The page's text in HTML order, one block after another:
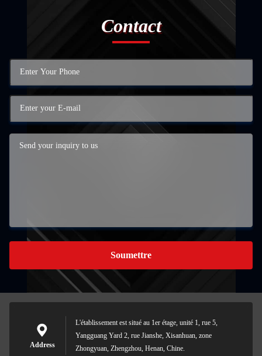
Contact
Soumettre
Address
L'établissement est situé au 1er étage, unité 1, rue 5,
Yangguang Yard 2, rue Jianshe, Xisanhuan, zone
Zhongyuan, Zhengzhou, Henan, Chine.